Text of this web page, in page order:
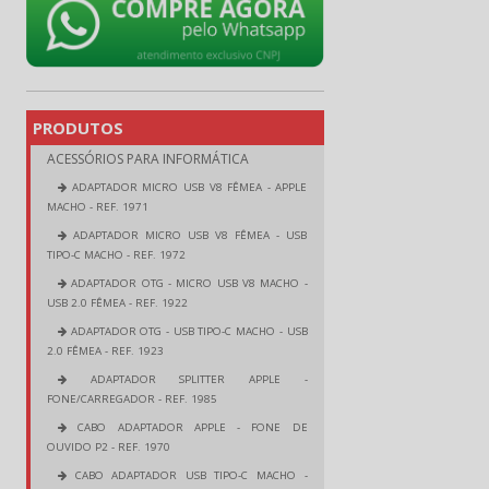
PRODUTOS
ACESSÓRIOS PARA INFORMÁTICA
ADAPTADOR MICRO USB V8 FÊMEA - APPLE
MACHO - REF. 1971
ADAPTADOR MICRO USB V8 FÊMEA - USB
TIPO-C MACHO - REF. 1972
ADAPTADOR OTG - MICRO USB V8 MACHO -
USB 2.0 FÊMEA - REF. 1922
ADAPTADOR OTG - USB TIPO-C MACHO - USB
2.0 FÊMEA - REF. 1923
ADAPTADOR SPLITTER APPLE -
FONE/CARREGADOR - REF. 1985
CABO ADAPTADOR APPLE - FONE DE
OUVIDO P2 - REF. 1970
CABO ADAPTADOR USB TIPO-C MACHO -